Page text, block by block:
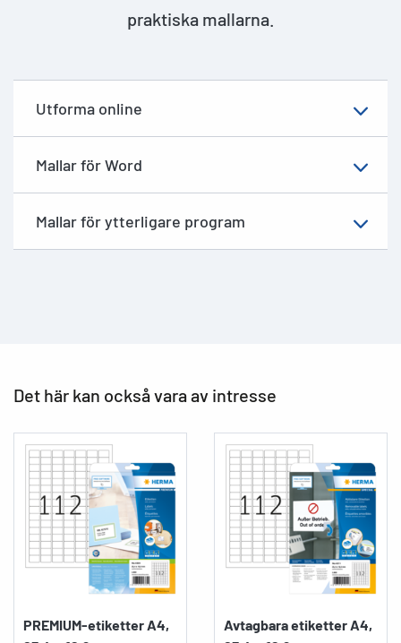
praktiska mallarna.
Utforma online
Mallar för Word
Mallar för ytterligare program
Det här kan också vara av intresse
PREMIUM-etiketter A4,
Avtagbara etiketter A4,